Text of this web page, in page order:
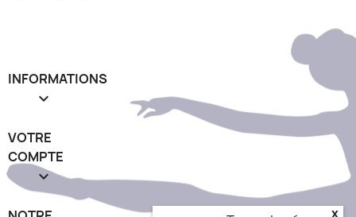
INFORMATIONS

VOTRE
COMPTE

x